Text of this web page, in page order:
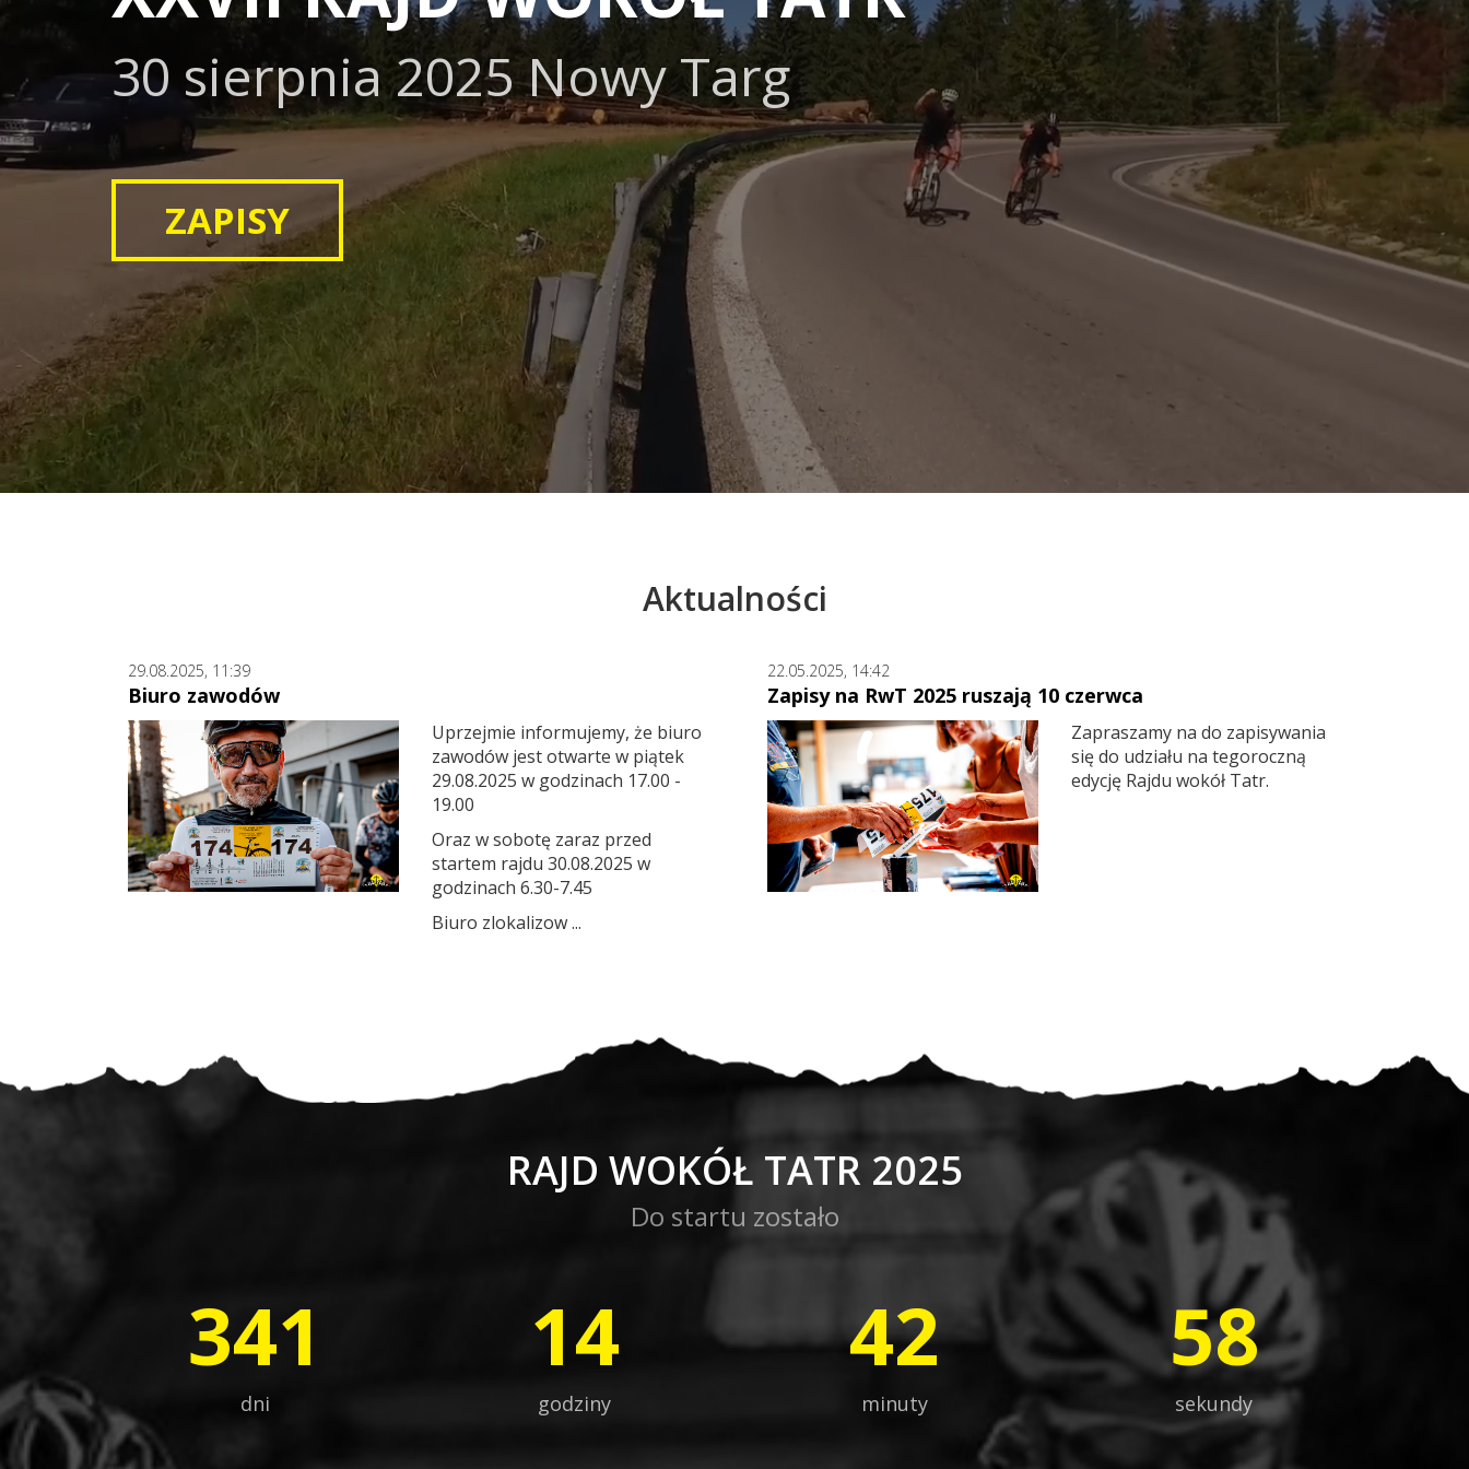
30 sierpnia 2025 Nowy Targ
ZAPISY
Aktualności
29.08.2025, 11:39
Biuro zawodów
Uprzejmie informujemy, że biuro
zawodów jest otwarte w piątek
29.08.2025 w godzinach 17.00 -
19.00
Oraz w sobotę zaraz przed
startem rajdu 30.08.2025 w
godzinach 6.30-7.45
Biuro zlokalizow ...
22.05.2025, 14:42
Zapisy na RwT 2025 ruszają 10 czerwca
Zapraszamy na do zapisywania
się do udziału na tegoroczną
edycję Rajdu wokół Tatr.
RAJD WOKÓŁ TATR 2025
Do startu zostało
341
dni
14
godziny
43
minuty
01
sekundy